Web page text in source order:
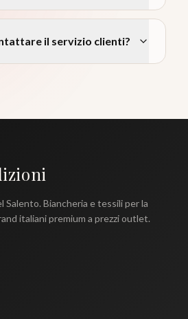
il servizio clienti?
Salento. Biancheria e tessili per la
italiani premium a prezzi outlet.